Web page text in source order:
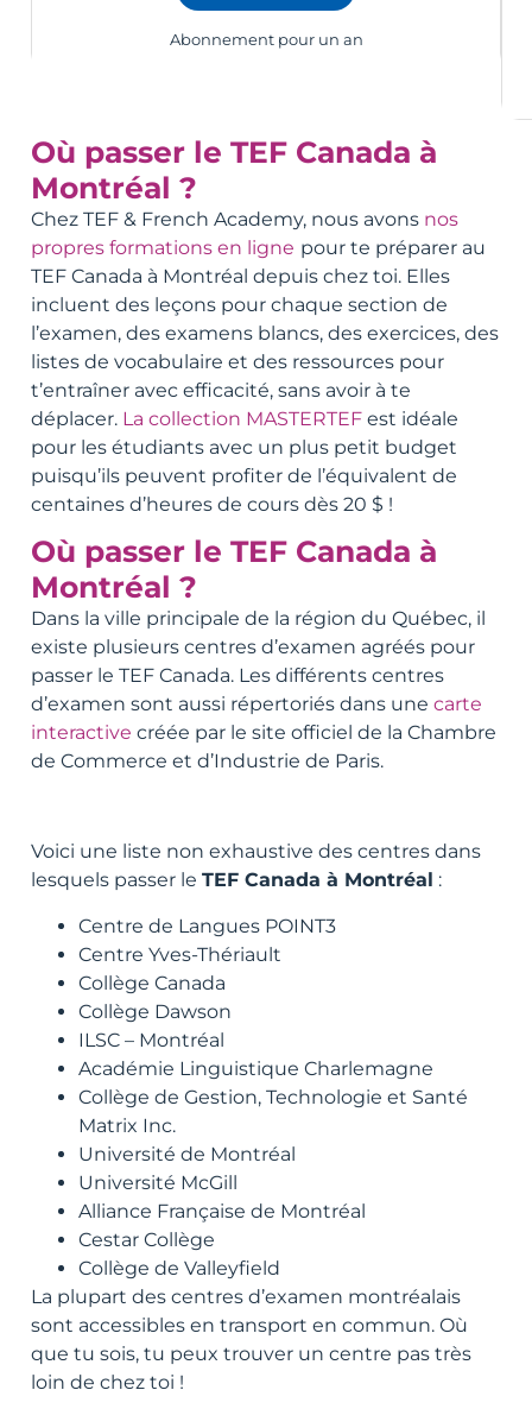
Abonnement pour un an
Où passer le TEF Canada à
Montréal ?
Chez TEF & French Academy, nous avons nos
propres formations en ligne pour te préparer au
TEF Canada à Montréal depuis chez toi. Elles
incluent des leçons pour chaque section de
l’examen, des examens blancs, des exercices, des
listes de vocabulaire et des ressources pour
t’entraîner avec efficacité, sans avoir à te
déplacer. La collection MASTERTEF est idéale
pour les étudiants avec un plus petit budget
puisqu’ils peuvent profiter de l’équivalent de
centaines d’heures de cours dès 20 $ !
Où passer le TEF Canada à
Montréal ?
Dans la ville principale de la région du Québec, il
existe plusieurs centres d’examen agréés pour
passer le TEF Canada. Les différents centres
d’examen sont aussi répertoriés dans une carte
interactive créée par le site officiel de la Chambre
de Commerce et d’Industrie de Paris.
Voici une liste non exhaustive des centres dans
lesquels passer le TEF Canada à Montréal :
Centre de Langues POINT3
Centre Yves-Thériault
Collège Canada
Collège Dawson
ILSC – Montréal
Académie Linguistique Charlemagne
Collège de Gestion, Technologie et Santé
Matrix Inc.
Université de Montréal
Université McGill
Alliance Française de Montréal
Cestar Collège
Collège de Valleyfield
La plupart des centres d’examen montréalais
sont accessibles en transport en commun. Où
que tu sois, tu peux trouver un centre pas très
loin de chez toi !